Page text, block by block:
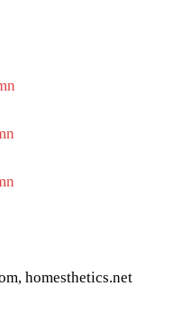
homesthetics.net